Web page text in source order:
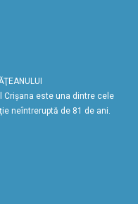
Crişana este una dintre cele
neîntreruptă de 81 de ani.